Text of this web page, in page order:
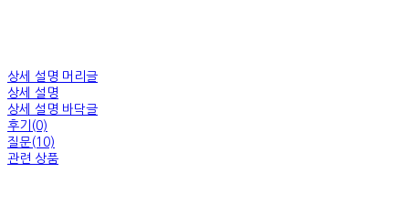
상세 설명 머리글
상세 설명
상세 설명 바닥글
후기(0)
질문(10)
관련 상품